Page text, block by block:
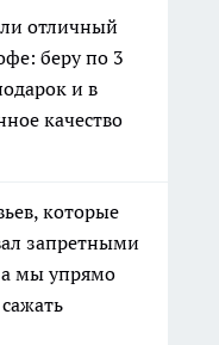
отличный
беру по 3
и в
качество
которые
запретными
мы упрямо